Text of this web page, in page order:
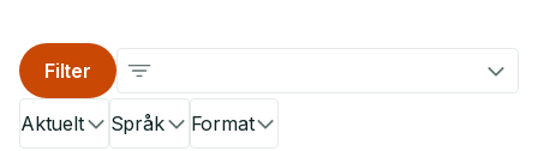
Aktuelt Språk Format
Filter